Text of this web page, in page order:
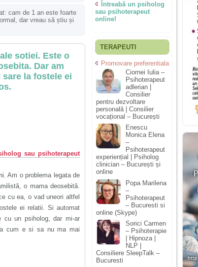
cam de 1 an este foarte
dar vreau să știu și
sotiei. Este o
Dar am
la fostele ei
sau psihoterapeut
Am o problema legata de
o mama deosebită.
cu ea, o vad uneori altfel
ei relatii. Si automat
un psiholog, dar mi-ar
cum e si sa nu ma mai
Întreabă un psiholog
sau psihoterapeut
online!
TERAPEUTI
Promovare preferentiala
Ciornei Iulia –
Psihoterapeut
adlerian |
Consilier
pentru dezvoltare
personală | Consilier
vocațional – București
Enescu
Monica Elena
–
Psihoterapeut
experiențial | Psiholog
clinician – București și
online
Popa Marilena
–
Psihoterapeut
– Bucuresti si
online (Skype)
Sorici Carmen
– Psihoterapie
| Hipnoza |
NLP |
Consiliere SleepTalk –
Bucuresti